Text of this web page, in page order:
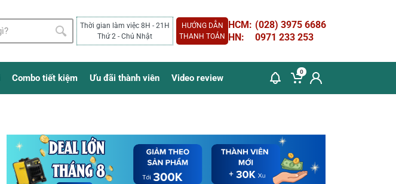
Thời gian làm việc 8H - 21H
Thứ 2 - Chủ Nhật
HƯỚNG DẪN
THANH TOÁN
HCM: (028) 3975 6686
HN:
0971 233 253
Combo tiết kiệm Ưu đãi thành viên Video review
0